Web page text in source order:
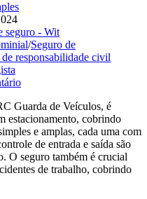
seguro - Wit
/Seguro de
responsabilidade civil
Guarda de Veículos, é
estacionamento, cobrindo
e amplas, cada uma com
de entrada e saída são
O seguro também é crucial
de trabalho, cobrindo